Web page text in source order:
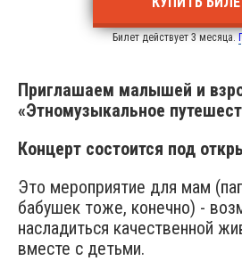
Билет действует 3 месяца.
Приглашаем малышей и
«Этномузыкальное
Концерт состоится под
Это мероприятие для мам
бабушек тоже, конечно) -
насладиться качественной
вместе с детьми.